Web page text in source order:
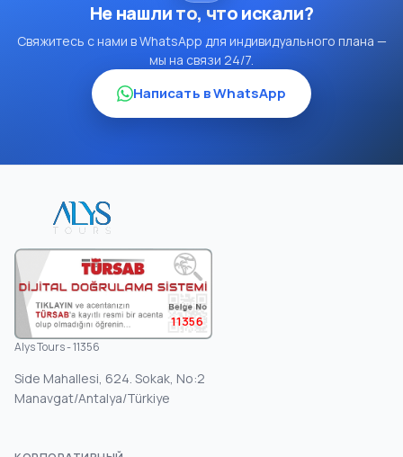
Не нашли то, что искали?
Свяжитесь с нами в WhatsApp для индивидуального плана —
мы на связи 24/7.
Написать в WhatsApp
11356
Alys Tours - 11356
Side Mahallesi, 624. Sokak, No:2
Manavgat/Antalya/Türkiye